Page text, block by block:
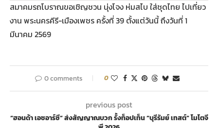
สมาคมรถโบราณขอเชิญชวน นุ่งโจง ห่มสไบ ใส่ชุดไทย ไปเที่ยว
งาน พระนครคีรี-เมืองเพชร ครั้งที่ 39 ตั้งแต่วันนี้ ถึงวันที่ 1
มีนาคม 2569
0 comments 0
previous post
“ฮอนด้า เอชอาร์ซี” ส่งสัญญาณบวก รั้งท็อปเท็น “บุรีรัมย์ เทสต์” โมโตจี